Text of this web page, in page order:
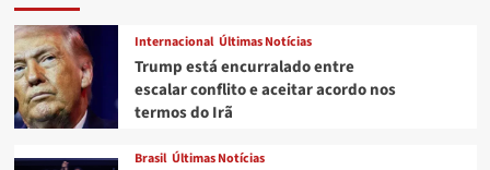
Internacional Últimas Notícias
Trump está encurralado entre
escalar conflito e aceitar acordo nos
termos do Irã
Brasil Últimas Notícias